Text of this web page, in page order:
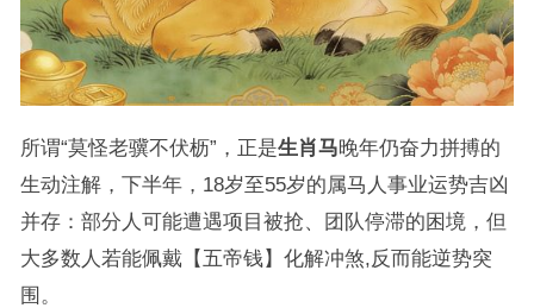
所谓“莫怪老骥不伏枥”，正是生肖马晚年仍奋力拼搏的
生动注解，下半年，18岁至55岁的属马人事业运势吉凶
并存：部分人可能遭遇项目被抢、团队停滞的困境，但
大多数人若能佩戴【五帝钱】化解冲煞,反而能逆势突
围。